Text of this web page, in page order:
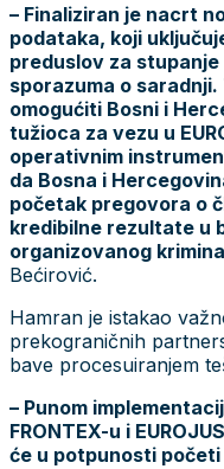
– Finaliziran je nacrt
podataka, koji
preduslov za stupanje
sporazuma o
omogućiti Bosni i
tužioca za vezu u
operativnim
da Bosna i
početak pregovora o
kredibilne rezultate u
organizovanog
Bećirović.
Hamran je istakao
prekograničnih
bave procesuiranjem
– Punom
FRONTEX-u i
će u potpunosti